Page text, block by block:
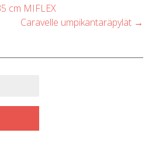
cm MIFLEX
Caravelle umpikantaräpylät →